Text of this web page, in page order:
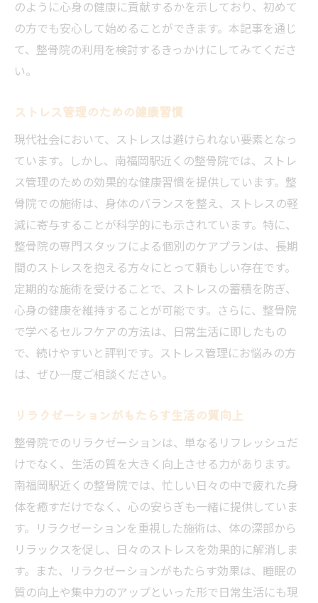
のように心身の健康に貢献するかを示しており、初めて
の方でも安心して始めることができます。本記事を通じ
て、整骨院の利用を検討するきっかけにしてみてくださ
い。
ストレス管理のための健康習慣
現代社会において、ストレスは避けられない要素となっ
ています。しかし、南福岡駅近くの整骨院では、ストレ
ス管理のための効果的な健康習慣を提供しています。整
骨院での施術は、身体のバランスを整え、ストレスの軽
減に寄与することが科学的にも示されています。特に、
整骨院の専門スタッフによる個別のケアプランは、長期
間のストレスを抱える方々にとって頼もしい存在です。
定期的な施術を受けることで、ストレスの蓄積を防ぎ、
心身の健康を維持することが可能です。さらに、整骨院
で学べるセルフケアの方法は、日常生活に即したもの
で、続けやすいと評判です。ストレス管理にお悩みの方
は、ぜひ一度ご相談ください。
リラクゼーションがもたらす生活の質向上
整骨院でのリラクゼーションは、単なるリフレッシュだ
けでなく、生活の質を大きく向上させる力があります。
南福岡駅近くの整骨院では、忙しい日々の中で疲れた身
体を癒すだけでなく、心の安らぎも一緒に提供していま
す。リラクゼーションを重視した施術は、体の深部から
リラックスを促し、日々のストレスを効果的に解消しま
す。また、リラクゼーションがもたらす効果は、睡眠の
質の向上や集中力のアップといった形で日常生活にも現